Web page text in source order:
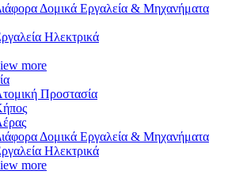
Δομικά Εργαλεία & Μηχανήματα
Ηλεκτρικά
more
Προστασία
Δομικά Εργαλεία & Μηχανήματα
Ηλεκτρικά
more